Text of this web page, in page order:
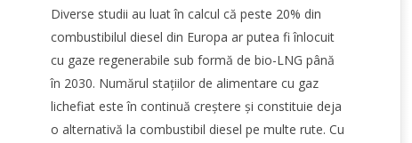
Diverse studii au luat în calcul că peste 20% din
combustibilul diesel din Europa ar putea fi înlocuit
cu gaze regenerabile sub formă de bio-LNG până
în 2030. Numărul stațiilor de alimentare cu gaz
lichefiat este în continuă creștere și constituie deja
o alternativă la combustibil diesel pe multe rute. Cu